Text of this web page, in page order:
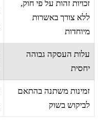
זכויות זהות על פי חוק,
ללא צורך באשרות
מיוחדות
עלות העסקה גבוהה
יחסית
זמינות משתנה בהתאם
לביקוש בשוק